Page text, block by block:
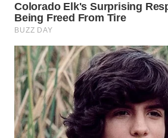
WN
PURWAKARTA
WN
PRIANGAN
TIMUR
WN
SEMARANG